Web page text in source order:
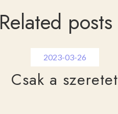
Related posts
2023-03-26
Csak a szeretet